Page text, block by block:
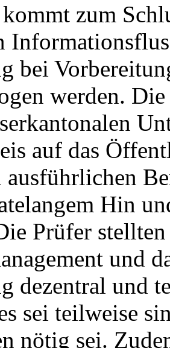
zum
bei
werden.
auf das
ausführlichen
Hin
Prüfer stellten
und
dezentral und
sei teilweise
nötig sei.